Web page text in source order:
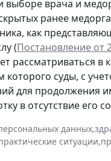
выборе врача и
ранее
как
(Постановление от
рассматриваться
которого суды, с
для продолжения
в отсутствие его
данных,
ситуации,